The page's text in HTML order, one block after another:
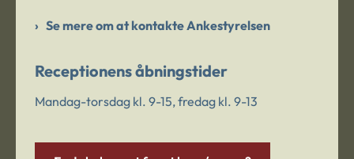
Se mere om at kontakte Ankestyrelsen
Receptionens åbningstider
Mandag-torsdag kl. 9-15, fredag kl. 9-13